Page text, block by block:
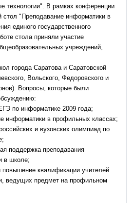
технологии". В рамках конференции
стол "Преподавание информатики в
единого государственного
стола приняли участие
учреждений,
города Саратова и Саратовской
Вольского, Федоровского и
Вопросы, которые были
по информатике 2009 года;
информатики в профильных классах;
и вузовских олимпиад по
поддержка преподавания
в школе;
повышение квалификации учителей
ведущих предмет на профильном